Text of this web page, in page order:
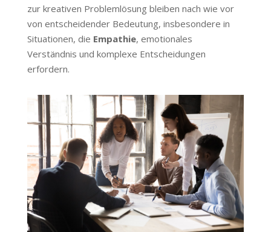
zur kreativen Problemlösung bleiben nach wie vor
von entscheidender Bedeutung, insbesondere in
Situationen, die Empathie, emotionales
Verständnis und komplexe Entscheidungen
erfordern.